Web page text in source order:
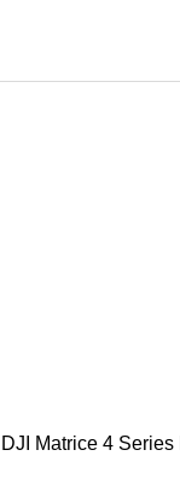
DJI Matrice 4